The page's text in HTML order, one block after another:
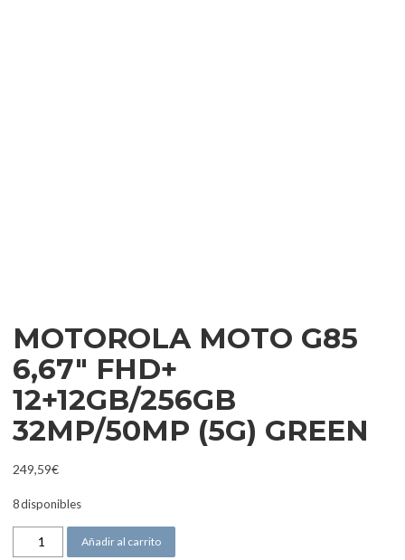
MOTOROLA MOTO G85
6,67″ FHD+
12+12GB/256GB
32MP/50MP (5G) GREEN
249,59€
8 disponibles
MOTOROLA MOTO G85 6,67" FHD+ 12+12GB/256GB 32MP/50MP
Añadir al carrito